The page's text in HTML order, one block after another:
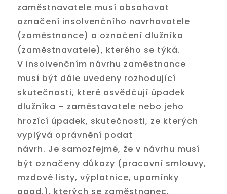
zaměstnavatele musí obsahovat
označení insolvenčního navrhovatele
(zaměstnance) a označení dlužníka
(zaměstnavatele), kterého se týká.
V insolvenčním návrhu zaměstnance
musí být dále uvedeny rozhodující
skutečnosti, které osvědčují úpadek
dlužníka – zaměstavatele nebo jeho
hrozící úpadek, skutečnosti, ze kterých
vyplývá oprávnění podat
návrh. Je samozřejmé, že v návrhu musí
být označeny důkazy (pracovní smlouvy,
mzdové listy, výplatnice, upomínky